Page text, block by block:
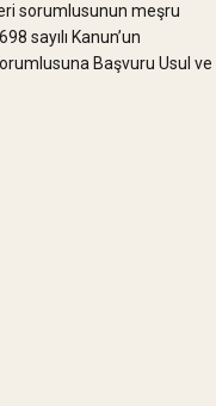
sorumlusunun meşru
sayılı Kanun’un
Başvuru Usul ve